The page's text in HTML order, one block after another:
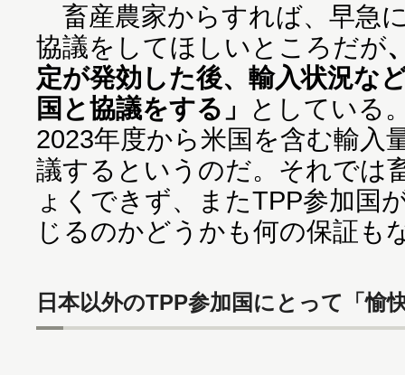
畜産農家からすれば、早急
協議をしてほしいところだが
定が発効した後、輸入状況な
国と協議をする」
としている
2023年度から米国を含む輸入
議するというのだ。それでは
ょくできず、またTPP参加国
じるのかどうかも何の保証も
日本以外のTPP参加国にとって「愉